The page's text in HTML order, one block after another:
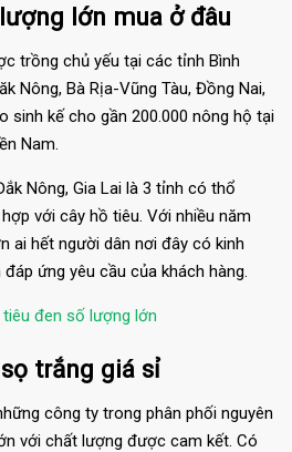
lớn mua ở đâu
trồng chủ yếu tại các tỉnh Bình
Nông, Bà Rịa-Vũng Tàu, Đồng Nai,
sinh kế cho gần 200.000 nông hộ tại
Nam.
Nông, Gia Lai là 3 tỉnh có thổ
với cây hồ tiêu. Với nhiều năm
ai hết người dân nơi đây có kinh
ứng yêu cầu của khách hàng.
đen số lượng lớn
trắng giá sỉ
công ty trong phân phối nguyên
với chất lượng được cam kết. Có